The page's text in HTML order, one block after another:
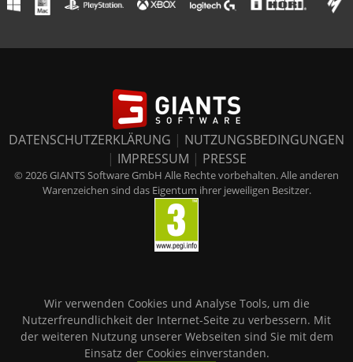
DATENSCHUTZERKLÄRUNG | NUTZUNGSBEDINGUNGEN
| IMPRESSUM | PRESSE
© 2026 GIANTS Software GmbH Alle Rechte vorbehalten. Alle anderen
Warenzeichen sind das Eigentum ihrer jeweiligen Besitzer.
Wir verwenden Cookies und Analyse Tools, um die
Nutzerfreundlichkeit der Internet-Seite zu verbessern. Mit
der weiteren Nutzung unserer Webseiten sind Sie mit dem
Einsatz der Cookies einverstanden.